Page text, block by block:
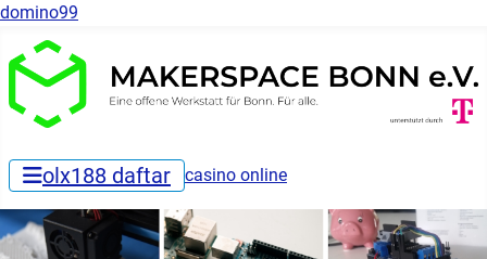
domino99
olx188 daftar casino online